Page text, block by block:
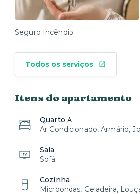
Seguro Incêndio
Todos os serviços
Itens do apartamento
Quarto A
Ar Condicionado, Armário,
Sala
Sofá
Cozinha
Microondas, Geladeira,